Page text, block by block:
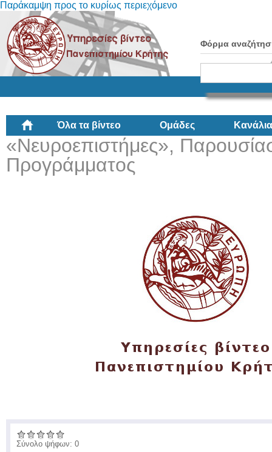
Παράκαμψη προς το κυρίως περιεχόμενο
Φόρμα
Όλα τα βίντεο Ομάδες Κανάλια
«Νευροεπιστήμες»,
Προγράμματος
Σύνολο ψήφων: 0